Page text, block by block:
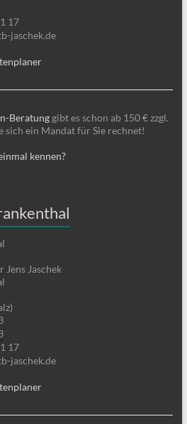
17
jaschek.de
Beratunggibt es schon ab 150 € zzgl.
sich ein Mandat für Sie rechnet!
kennen?
Jaschek
17
jaschek.de